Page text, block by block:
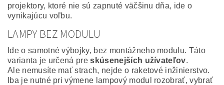
projektory, ktoré nie sú zapnuté väčšinu dňa, ide o
vynikajúcu voľbu.
LAMPY BEZ MODULU
Ide o samotné výbojky, bez montážneho modulu. Táto
varianta je určená preskúsenejších užívateľov.
Ale nemusíte mať strach, nejde o raketové inžinierstvo.
Iba je nutné pri výmene lampový modul rozobrať, vybrať